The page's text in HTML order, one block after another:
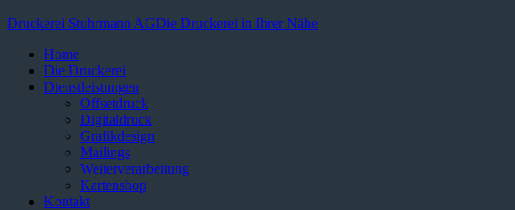
Druckerei Stuhrmann AGDie Druckerei in Ihrer Nähe
Home
Die Druckerei
Dienstleistungen
Offsetdruck
Digitaldruck
Grafikdesign
Mailings
Weiterverarbeitung
Kartenshop
Kontakt